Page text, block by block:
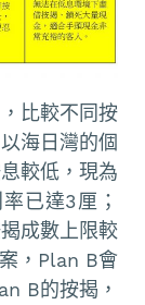
比較不同按
海日灣的個
較低，現為
已達3厘；
成數上限較
，Plan B會
B的按揭，